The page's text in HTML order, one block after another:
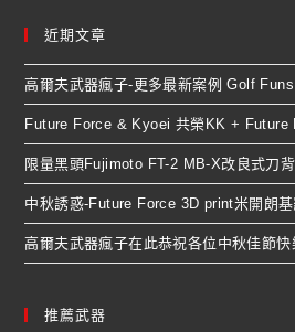
近期文章
高爾夫武器瘋子-更多最新案例 Golf
Future Force & Kyoei 共榮KK + Future
限量黑頭Fujimoto FT-2 MB-X改良式刀背
中秋誘惑-Future Force 3D print米開朗
高爾夫武器瘋子在此恭祝各位中秋佳節快
推薦武器